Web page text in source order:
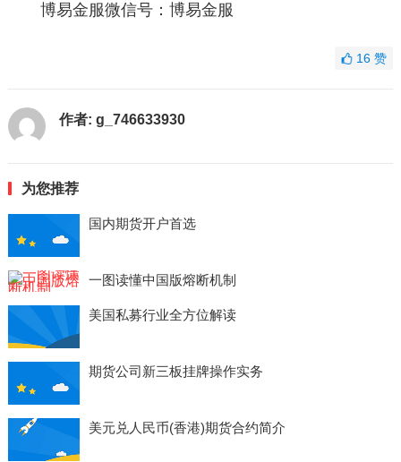
博易金服微信号：博易金服
16赞
作者: g_746633930
为您推荐
国内期货开户首选
一图读懂中国版熔断机制
美国私募行业全方位解读
期货公司新三板挂牌操作实务
美元兑人民币(香港)期货合约简介